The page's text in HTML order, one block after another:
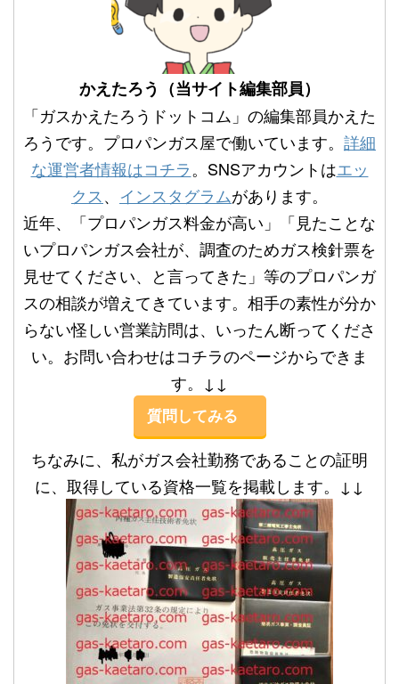
かえたろう（当サイト編集部員）
「ガスかえたろうドットコム」の編集部員かえた
ろうです。プロパンガス屋で働いています。 詳細
な運営者情報はコチラ。SNSアカウントはエッ
クス、 インスタグラムがあります。
近年、「プロパンガス料金が高い」「見たことな
いプロパンガス会社が、調査のためガス検針票を
見せてください、と言ってきた」等のプロパンガ
スの相談が増えてきています。相手の素性が分か
らない怪しい営業訪問は、いったん断ってくださ
い。お問い合わせはコチラのページからできま
す。↓↓
質問してみる
ちなみに、私がガス会社勤務であることの証明
に、取得している資格一覧を掲載します。↓↓